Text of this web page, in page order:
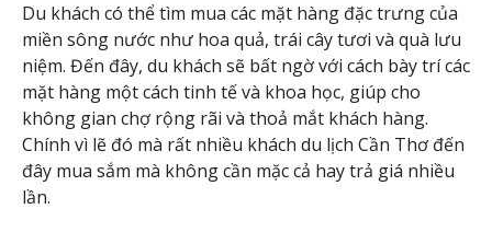
Du khách có thể tìm mua các mặt hàng đặc trưng của
miền sông nước như hoa quả, trái cây tươi và quà lưu
niệm. Đến đây, du khách sẽ bất ngờ với cách bày trí các
mặt hàng một cách tinh tế và khoa học, giúp cho
không gian chợ rộng rãi và thoả mắt khách hàng.
Chính vì lẽ đó mà rất nhiều khách du lịch Cần Thơ đến
đây mua sắm mà không cần mặc cả hay trả giá nhiều
lần.